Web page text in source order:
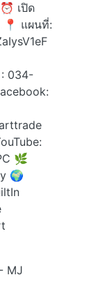
เปิด
📍 แผนที่:
034-
🌿
🌍
MJ